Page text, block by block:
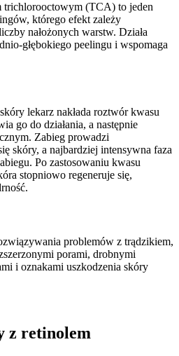
trichlorooctowym (TCA) to jeden
którego efekt zależy
nałożonych warstw. Działa
głębokiego peelingu i wspomaga
lekarz nakłada roztwór kwasu
go do działania, a następnie
Zabieg prowadzi
skóry, a najbardziej intensywna faza
Po zastosowaniu kwasu
stopniowo regeneruje się,
problemów z trądzikiem,
porami, drobnymi
i oznakami uszkodzenia skóry
z retinolem